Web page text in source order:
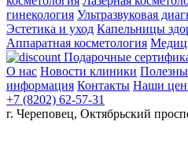
гинекология Ультразвуковая
Эстетика и уход Капельницы
Аппаратная косметология
Подарочные
О нас Новости клиники
информация Контакты Наши
+7 (8202) 62-57-31
г. Череповец, Октябрьский